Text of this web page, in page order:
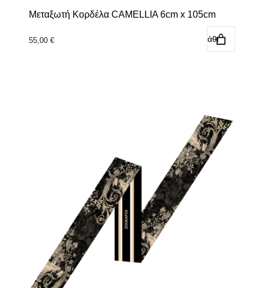
Μεταξωτή Κορδέλα CAMELLIA 6cm x 105cm
55,00 € Προσθήκη στο καλάθι